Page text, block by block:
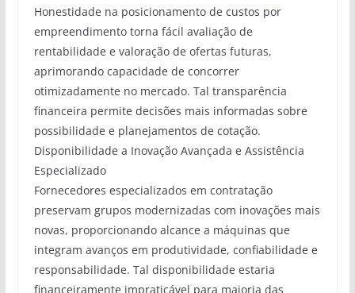
Honestidade na posicionamento de custos por
empreendimento torna fácil avaliação de
rentabilidade e valoração de ofertas futuras,
aprimorando capacidade de concorrer
otimizadamente no mercado. Tal transparência
financeira permite decisões mais informadas sobre
possibilidade e planejamentos de cotação.
Disponibilidade a Inovação Avançada e Assistência
Especializado
Fornecedores especializados em contratação
preservam grupos modernizadas com inovações mais
novas, proporcionando alcance a máquinas que
integram avanços em produtividade, confiabilidade e
responsabilidade. Tal disponibilidade estaria
financeiramente impraticável para maioria das